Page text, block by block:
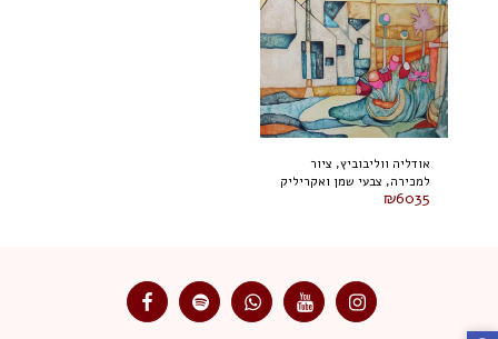
אודליה ווליבוביץ, ציור
למכירה, צבעי שמן ואקריליק
על בד 80 על 100 ס"מ, חתום₪6035